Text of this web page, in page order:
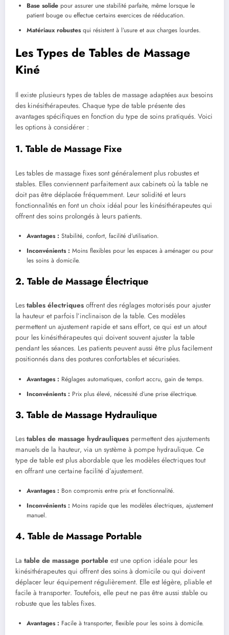
Base solide pour assurer une stabilité parfaite, même lorsque le
patient bouge ou effectue certains exercices de rééducation.
Matériaux robustesqui résistent à l’usure et aux charges lourdes.
Les Types de Tables de Massage
Kiné
Il existe plusieurs types de tables de massage adaptées aux besoins
des kinésithérapeutes. Chaque type de table présente des
avantages spécifiques en fonction du type de soins pratiqués. Voici
les options à considérer :
1. Table de Massage Fixe
Les tables de massage fixes sont généralement plus robustes et
stables. Elles conviennent parfaitement aux cabinets où la table ne
doit pas être déplacée fréquemment. Leur solidité et leurs
fonctionnalités en font un choix idéal pour les kinésithérapeutes qui
offrent des soins prolongés à leurs patients.
Avantages : Stabilité, confort, facilité d’utilisation.
Inconvénients : Moins flexibles pour les espaces à aménager ou pour
les soins à domicile.
2. Table de Massage Électrique
Les tables électriques offrent des réglages motorisés pour ajuster
la hauteur et parfois l’inclinaison de la table. Ces modèles
permettent un ajustement rapide et sans effort, ce qui est un atout
pour les kinésithérapeutes qui doivent souvent ajuster la table
pendant les séances. Les patients peuvent aussi être plus facilement
positionnés dans des postures confortables et sécurisées.
Avantages : Réglages automatiques, confort accru, gain de temps.
Inconvénients : Prix plus élevé, nécessité d’une prise électrique.
3. Table de Massage Hydraulique
Les tables de massage hydrauliques permettent des ajustements
manuels de la hauteur, via un système à pompe hydraulique. Ce
type de table est plus abordable que les modèles électriques tout
en offrant une certaine facilité d’ajustement.
Avantages : Bon compromis entre prix et fonctionnalité.
Inconvénients : Moins rapide que les modèles électriques, ajustement
manuel.
4. Table de Massage Portable
La table de massage portable est une option idéale pour les
kinésithérapeutes qui offrent des soins à domicile ou qui doivent
déplacer leur équipement régulièrement. Elle est légère, pliable et
facile à transporter. Toutefois, elle peut ne pas être aussi stable ou
robuste que les tables fixes.
Avantages : Facile à transporter, flexible pour les soins à domicile.